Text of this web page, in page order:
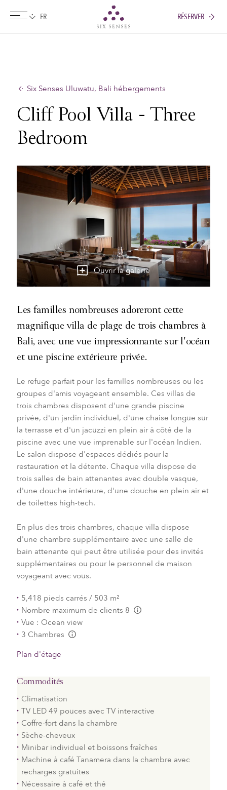
RÉSERVER
Six Senses Uluwatu, Bali hébergements
Cliff Pool Villa - Three
Bedroom
Ouvrir la galerie
Les familles nombreuses adoreront cette
magnifique villa de plage de trois chambres à
Bali, avec une vue impressionnante sur l'océan
et une piscine extérieure privée.
Le refuge parfait pour les familles nombreuses ou les
groupes d'amis voyageant ensemble. Ces villas de
trois chambres disposent d'une grande piscine
privée, d'un jardin individuel, d'une chaise longue sur
la terrasse et d'un jacuzzi en plein air à côté de la
piscine avec une vue imprenable sur l'océan Indien.
Le salon dispose d'espaces dédiés pour la
restauration et la détente. Chaque villa dispose de
trois salles de bain attenantes avec double vasque,
d'une douche intérieure, d'une douche en plein air et
de toilettes high-tech.
En plus des trois chambres, chaque villa dispose
d'une chambre supplémentaire avec une salle de
bain attenante qui peut être utilisée pour des invités
supplémentaires ou pour le personnel de maison
voyageant avec vous.
5,418 pieds carrés / 503 m²
Nombre maximum de clients 8
Vue : Ocean view
3 Chambres
Plan d'étage
Commodités
Climatisation
TV LED 49 pouces avec TV interactive
Coffre-fort dans la chambre
Sèche-cheveux
Minibar individuel et boissons fraîches
Machine à café Tanamera dans la chambre avec
recharges gratuites
Nécessaire à café et thé